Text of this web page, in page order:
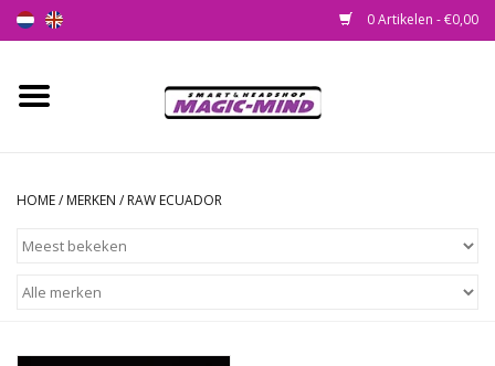
0 Artikelen - €0,00
Home
Headshop
SEEDSHOP
HOME/ MERKEN / RAW ECUADOR